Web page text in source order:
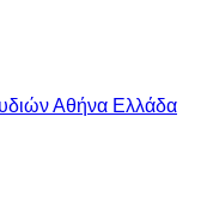
Αθήνα Ελλάδα